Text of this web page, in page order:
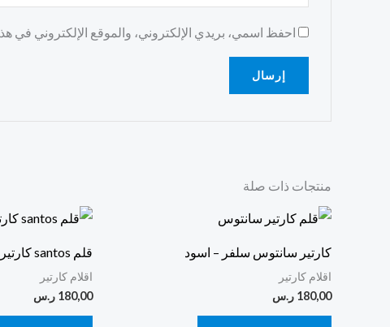
احفظ اسمي، بريدي الإلكتروني، والموقع الإلكتروني في
منتجات ذات صلة
كارتير سانتوس سلفر – اسود
اقلام كارتير
180,00 ر.س
قلم santos كارتير
اقلام كارتير
180,00 ر.س